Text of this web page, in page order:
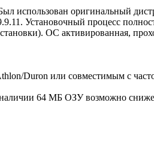
использован оригинальный
Установочный процесс
ОС активированная,
Duron или совместимым с
64 МБ ОЗУ возможно